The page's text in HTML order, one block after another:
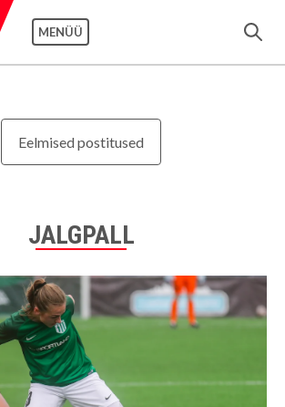
MENÜÜ
Eelmised postitused
JALGPALL